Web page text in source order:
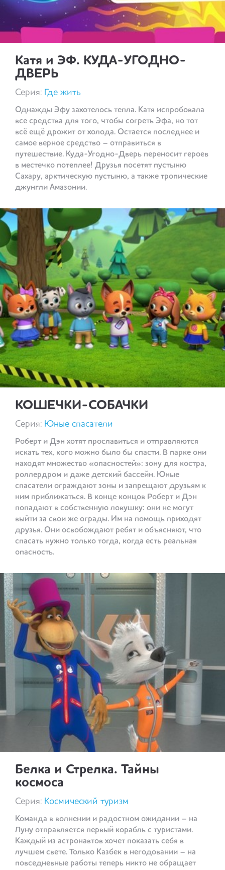
Катя и ЭФ. КУДА-УГОДНО-
ДВЕРЬ
Серия: Где жить
Однажды Эфу захотелось тепла. Катя испробовала
все средства для того, чтобы согреть Эфа, но тот
всё ещё дрожит от холода. Остается последнее и
самое верное средство – отправиться в
путешествие. Куда-Угодно-Дверь переносит героев
в местечко потеплее! Друзья посетят пустыню
Сахару, арктическую пустыню, а также тропические
джунгли Амазонии.
КОШЕЧКИ-СОБАЧКИ
Серия: Юные спасатели
Роберт и Дэн хотят прославиться и отправляются
искать тех, кого можно было бы спасти. В парке они
находят множество «опасностей»: зону для костра,
роллердром и даже детский бассейн. Юные
спасатели ограждают зоны и запрещают друзьям к
ним приближаться. В конце концов Роберт и Дэн
попадают в собственную ловушку: они не могут
выйти за свои же ограды. Им на помощь приходят
друзья. Они освобождают ребят и объясняют, что
спасать нужно только тогда, когда есть реальная
опасность.
Белка и Стрелка. Тайны
космоса
Серия: Космический туризм
Команда в волнении и радостном ожидании – на
Луну отправляется первый корабль с туристами.
Каждый из астронавтов хочет показать себя в
лучшем свете. Только Казбек в негодовании – на
повседневные работы теперь никто не обращает